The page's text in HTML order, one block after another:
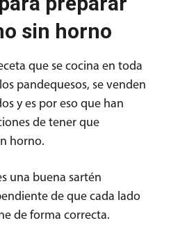
sin horno
que se cocina en toda
pandequesos, se venden
y es por eso que han
de tener que
horno.
una buena sartén
de que cada lado
de forma correcta.